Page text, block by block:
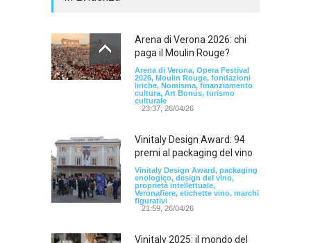
Arena di Verona 2026: chi
paga il Moulin Rouge?
Arena di Verona, Opera Festival
2026, Moulin Rouge, fondazioni
liriche, Nomisma, finanziamento
cultura, Art Bonus, turismo
culturale
23:37, 26/04/26
Vinitaly Design Award: 94
premi al packaging del vino
Vinitaly Design Award, packaging
enologico, design del vino,
proprietà intellettuale,
Veronafiere, etichette vino, marchi
figurativi
21:59, 26/04/26
Vinitaly 2025: il mondo del